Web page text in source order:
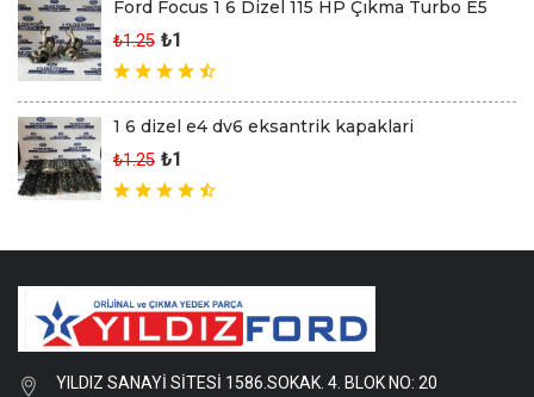
Ford Focus 1 6 Dizel 115 HP Çıkma Turbo E5
₺1.25 ₺1
1 6 dizel e4 dv6 eksantrik kapaklari
₺1.25 ₺1
YILDIZ SANAYİ SİTESİ 1586.SOKAK. 4. BLOK NO: 20